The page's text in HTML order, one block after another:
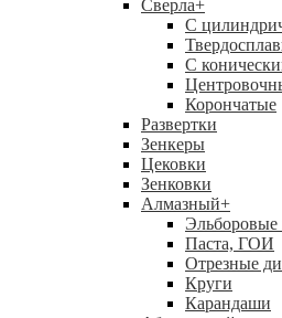
Сверла+
С
С
Корончатые
Развертки
Зенкеры
Цековки
Зенковки
Алмазный+
Эльборовые
Паста, ГОИ
Отрезные
Круги
Карандаши